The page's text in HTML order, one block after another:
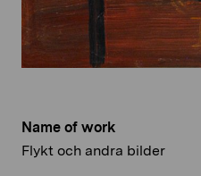
Name of work
Flykt och andra bilder